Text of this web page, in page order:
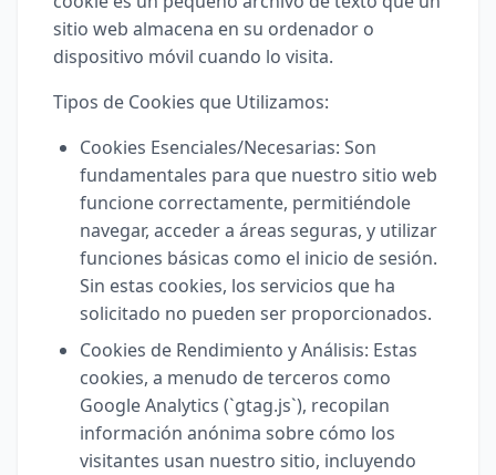
sitio web almacena en su ordenador o
dispositivo móvil cuando lo visita.
Tipos de Cookies que Utilizamos:
Cookies Esenciales/Necesarias: Son
fundamentales para que nuestro sitio web
funcione correctamente, permitiéndole
navegar, acceder a áreas seguras, y utilizar
funciones básicas como el inicio de sesión.
Sin estas cookies, los servicios que ha
solicitado no pueden ser proporcionados.
Cookies de Rendimiento y Análisis: Estas
cookies, a menudo de terceros como
Google Analytics (`gtag.js`), recopilan
información anónima sobre cómo los
visitantes usan nuestro sitio, incluyendo